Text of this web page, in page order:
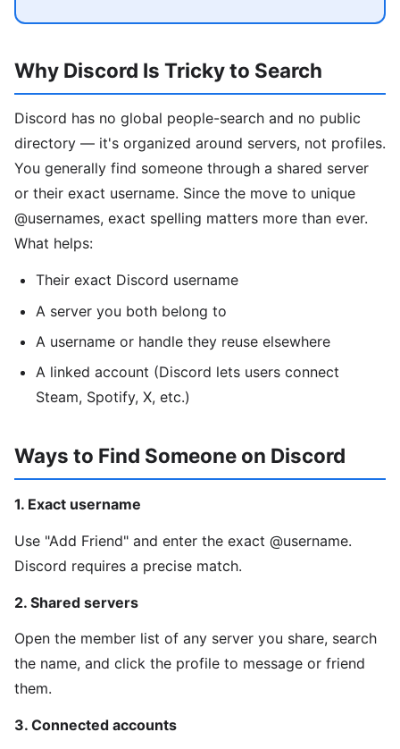
Why Discord Is Tricky to Search
Discord has no global people-search and no public
directory — it's organized around servers, not profiles.
You generally find someone through a shared server
or their exact username. Since the move to unique
@usernames, exact spelling matters more than ever.
What helps:
Their exact Discord username
A server you both belong to
A username or handle they reuse elsewhere
A linked account (Discord lets users connect
Steam, Spotify, X, etc.)
Ways to Find Someone on Discord
1. Exact username
Use "Add Friend" and enter the exact @username.
Discord requires a precise match.
2. Shared servers
Open the member list of any server you share, search
the name, and click the profile to message or friend
them.
3. Connected accounts